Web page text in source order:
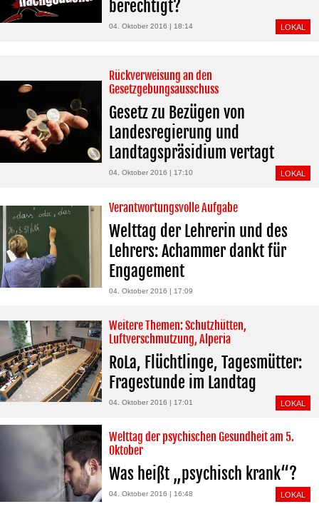
berechtigt?
04. Oktober 2016 | 18:14 LOKAL
Rückverweisung an den
Gesetzgebungsausschuss
Gesetz zu Bezügen von
Landesregierung und
Landtagspräsidium vertagt
04. Oktober 2016 | 17:10 LOKAL
Verantwortungsvolle Aufgabe
Welttag der Lehrerin und des
Lehrers: Achammer dankt für
Engagement
04. Oktober 2016 | 17:09
Weitere Themen: Schutzhütten,
Luftverschmutzung, Alperia
RoLa, Flüchtlinge, Tagesmütter:
Fragestunde im Landtag
04. Oktober 2016 | 17:01 LOKAL
Welttag der psychischen Gesundheit am 5.
Oktober
Was heißt „psychisch krank“?
04. Oktober 2016 | 16:48 LOKAL